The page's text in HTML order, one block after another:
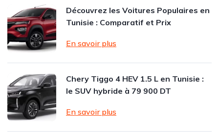
Découvrez les Voitures Populaires en
Tunisie : Comparatif et Prix
En savoir plus
Chery Tiggo 4 HEV 1.5 L en Tunisie :
le SUV hybride à 79 900 DT
En savoir plus